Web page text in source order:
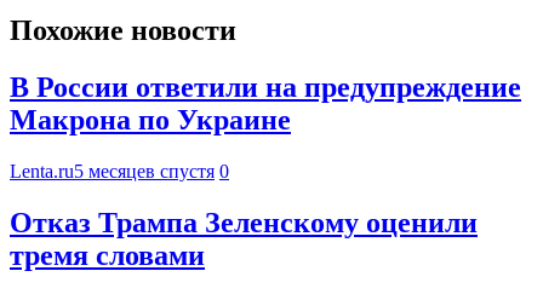
Похожие новости
В России ответили на предупреждение
Макрона по Украине
Lenta.ru5 месяцев спустя 0
Отказ Трампа Зеленскому оценили
тремя словами